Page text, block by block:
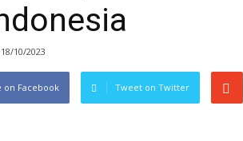
18/10/2023
on Facebook Tweet on Twitter